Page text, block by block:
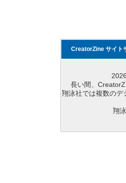
CreatorZine サイト
長い間、
翔泳社では複数のデ
翔